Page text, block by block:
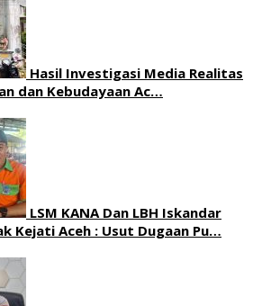
Hasil Investigasi Media Realitas
dan Kebudayaan Ac…
LSM KANA Dan LBH Iskandar
Kejati Aceh : Usut Dugaan Pu…